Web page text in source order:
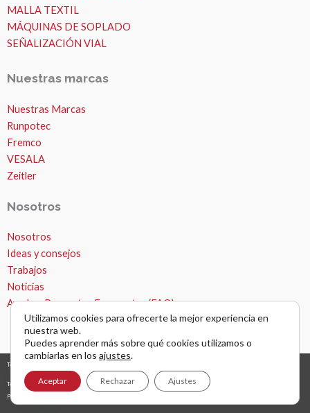
MALLA TEXTIL
MÁQUINAS DE SOPLADO
SEÑALIZACIÓN VIAL
Nuestras marcas
Nuestras Marcas
Runpotec
Fremco
VESALA
Zeitler
Nosotros
Nosotros
Ideas y consejos
Trabajos
Noticias
Ayuda – Preguntas Frecuentes (FAQ)
Todos los derechos © 2026 Microzanjas, canalizaciones y apertura de zanjas. |
Términos y condiciones de uso Política de privacidad
AVISO LEGAL Y NAVEGACIÓN POR WEB
Política de cookies
Utilizamos cookies para ofrecerte la mejor experiencia en
nuestra web.
Puedes aprender más sobre qué cookies utilizamos o
cambiarlas en los ajustes.
Aceptar Rechazar Ajustes